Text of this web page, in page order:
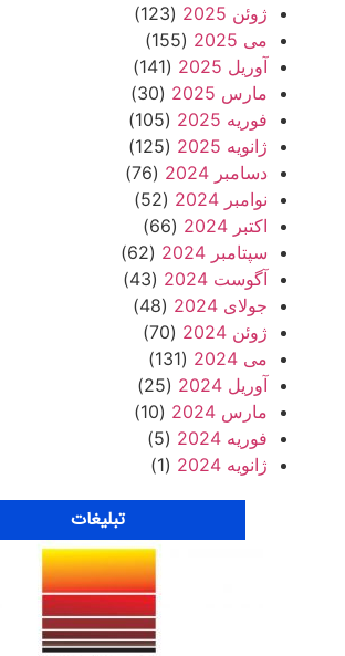
ژوئن 2025
(123)
می 2025
(155)
آوریل 2025
(141)
مارس 2025
(30)
فوریه 2025
(105)
ژانویه 2025
(125)
دسامبر 2024
(76)
نوامبر 2024
(52)
اکتبر 2024
(66)
سپتامبر 2024
(62)
آگوست 2024
(43)
جولای 2024
(48)
ژوئن 2024
(70)
می 2024
(131)
آوریل 2024
(25)
مارس 2024
(10)
فوریه 2024
(5)
ژانویه 2024
(1)
تبلیغات